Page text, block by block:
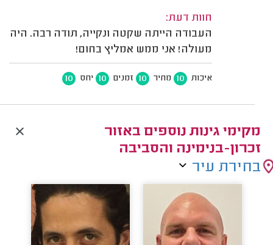
חוות דעת:
העבודה הייתה שקטה ונקייה, תודה רבה. היה
מעולה! אני ממש אמליץ בחום!
איכות 10 מחיר 10 זמנים 10 יחס 10
מקימי גינות נוספים באזור
זכרון-בנימינה והסביבה
בחירת עיר